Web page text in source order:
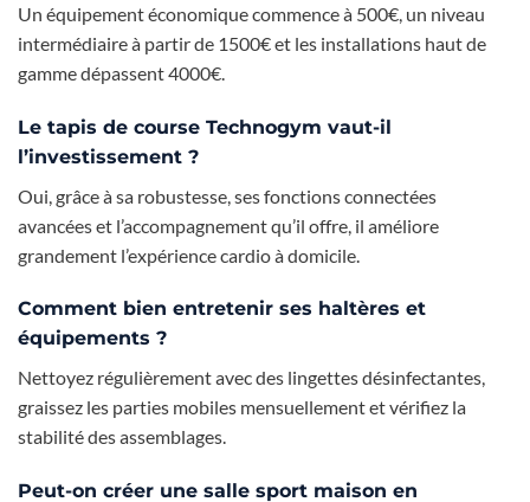
Un équipement économique commence à 500€, un niveau
intermédiaire à partir de 1500€ et les installations haut de
gamme dépassent 4000€.
Le tapis de course Technogym vaut-il
l’investissement ?
Oui, grâce à sa robustesse, ses fonctions connectées
avancées et l’accompagnement qu’il offre, il améliore
grandement l’expérience cardio à domicile.
Comment bien entretenir ses haltères et
équipements ?
Nettoyez régulièrement avec des lingettes désinfectantes,
graissez les parties mobiles mensuellement et vérifiez la
stabilité des assemblages.
Peut-on créer une salle sport maison en